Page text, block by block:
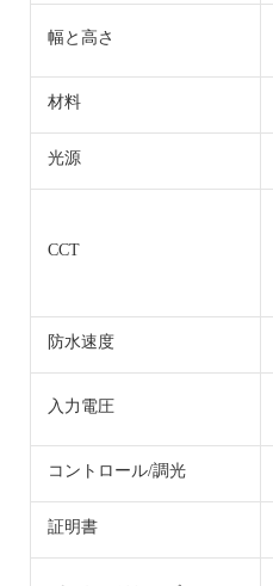
幅と高さ
材料
光源
CCT
防水速度
入力電圧
コントロール/調光
証明書